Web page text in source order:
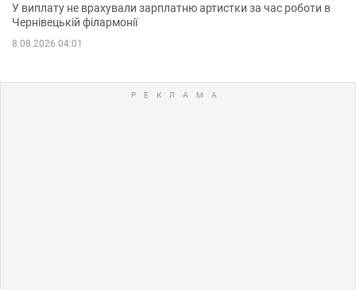
У виплату не врахували зарплатню артистки за час роботи в
Чернівецькій філармонії
8.08.2026 04:01